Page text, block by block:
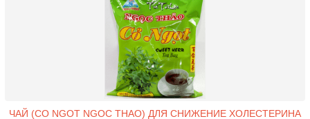
ЧАЙ (CO NGOT NGOC THAO) ДЛЯ СНИЖЕНИЕ ХОЛЕСТЕРИНА